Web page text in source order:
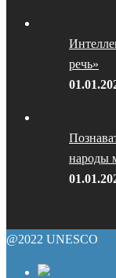
речь»
народы
@2022 UNESCO